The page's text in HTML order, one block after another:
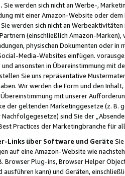
Sie werden sich nicht an Werbe-,
mit einer Amazon-Website oder
werden sich nicht an
(einschließlich Amazon-
physischen Dokumenten oder in
Media-Websites einfügen.
ansonsten in Übereinstimmung mit
Sie uns repräsentative
Wir werden die Form und den
mit unserer
der geltenden Marketinggesetze (z. B.
sind Sie der
Practices der Marketingbranche für
Links über Software und Geräte
auf eine Amazon-Website wie
Browser Plug-ins, Browser Helper
ausführen kann) und Geräten,